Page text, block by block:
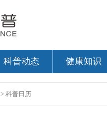
科普动态 健康知识
> 科普日历